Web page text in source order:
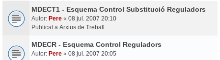
MDECT1 - Esquema Control Substitució Reguladors
Autor: Pere « 08 jul. 2007 20:10
Publicat a Arxius de Treball
MDECR - Esquema Control Reguladors
Autor: Pere « 08 jul. 2007 20:05